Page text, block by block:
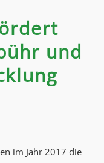
und
im Jahr 2017 die